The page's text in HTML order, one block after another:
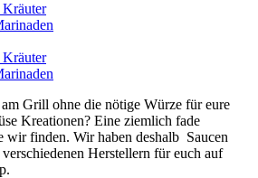
Grill ohne die nötige Würze für eure
Kreationen? Eine ziemlich fade
wir finden. Wir haben deshalb Saucen
Herstellern für euch auf